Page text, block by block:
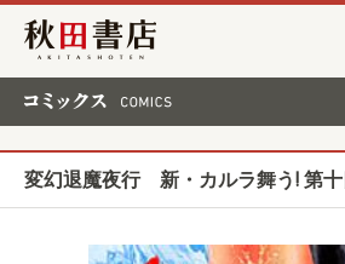
秋田書店
変幻退魔夜行 新・カルラ舞う! 第